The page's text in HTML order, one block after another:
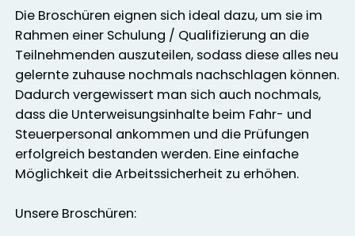
Die Broschüren eignen sich ideal dazu, um sie im
Rahmen einer Schulung / Qualifizierung an die
Teilnehmenden auszuteilen, sodass diese alles neu
gelernte zuhause nochmals nachschlagen können.
Dadurch vergewissert man sich auch nochmals,
dass die Unterweisungsinhalte beim Fahr- und
Steuerpersonal ankommen und die Prüfungen
erfolgreich bestanden werden. Eine einfache
Möglichkeit die Arbeitssicherheit zu erhöhen.
Unsere Broschüren: